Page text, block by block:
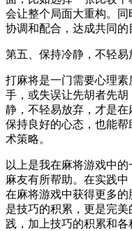
会让整个局面大重构。
协调和配合，达成共同的
第五、保持冷静，不轻易
打麻将是一门需要心理
手，或失误让先胡者先
静，不轻易放弃，才是在
保持良好的心态，也能
术策略。
以上是我在麻将游戏中
麻友有所帮助。在实践
在麻将游戏中获得更多
是技巧的积累，更是完
践，加上技巧的积累和